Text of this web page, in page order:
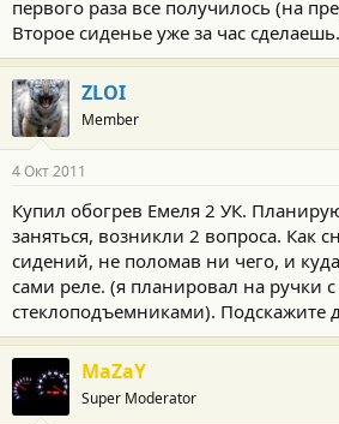
первого раза все получилось (на
Второе сиденье уже за час сделаешь.
ZLOI
Member
4 Окт 2011
Купил обогрев Емеля 2 УК.
заняться, возникли 2 вопроса. Как
сидений, не поломав ни чего, и
сами реле. (я планировал на ручки
стеклоподъемниками). Подскажите
MaZaY
Super Moderator